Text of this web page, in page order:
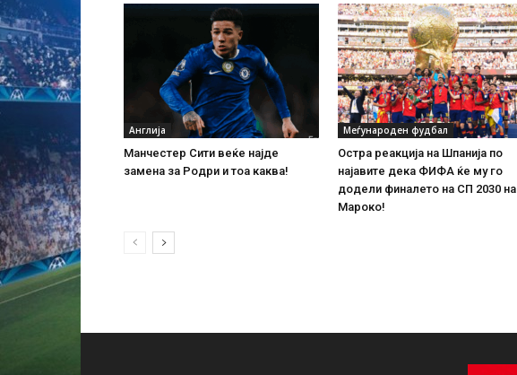
Англија
Манчестер Сити веќе најде
замена за Родри и тоа каква!
Меѓународен фудбал
Остра реакција на Шпанија по
најавите дека ФИФА ќе му го
додели финалето на СП 2030 на
Мароко!